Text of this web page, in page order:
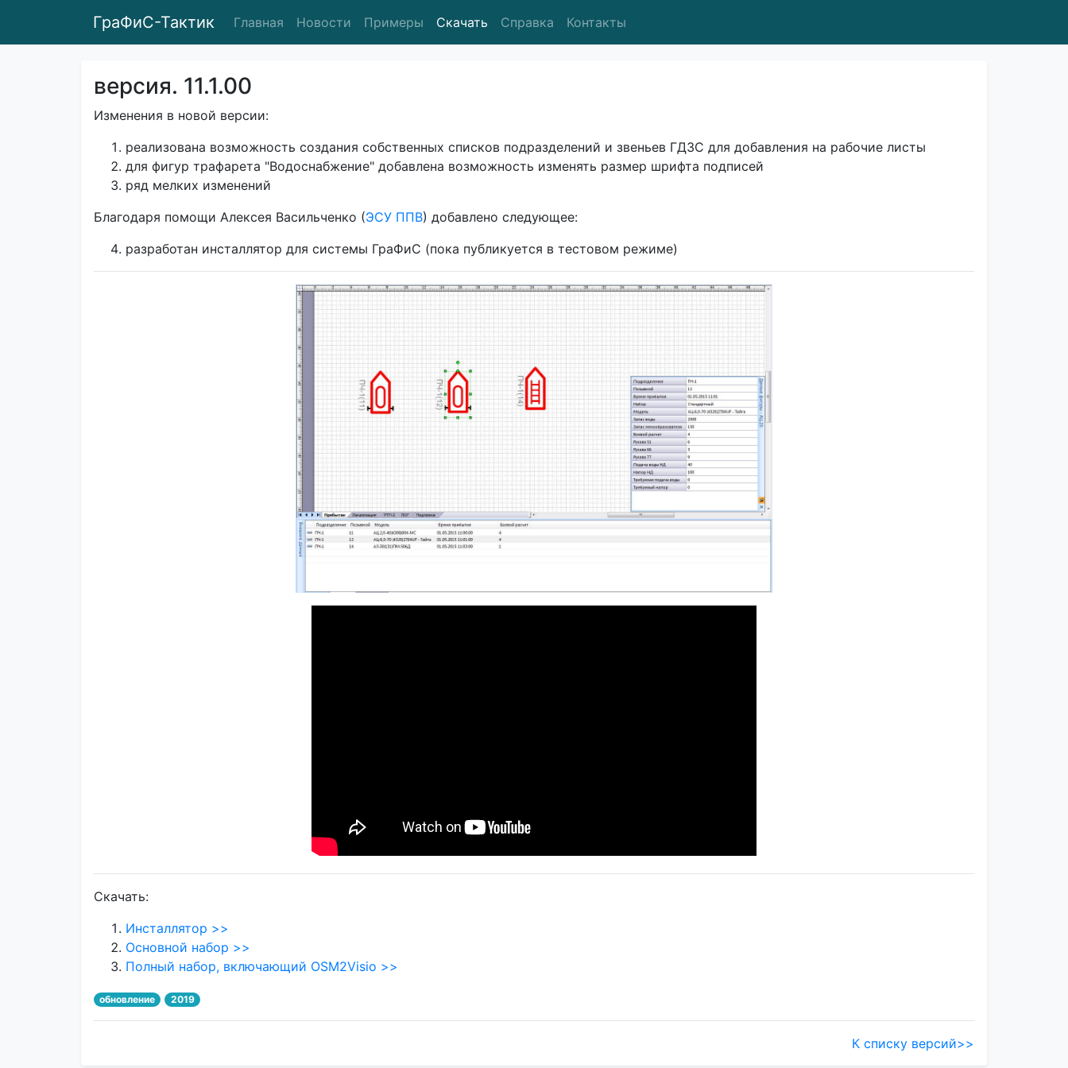
ГраФиС-Тактик Главная Новости Примеры Скачать Справка Контакты
версия. 11.1.00
Изменения в новой версии:
реализована возможность создания собственных списков подразделений и звеньев ГДЗС для добавления на рабочие листы
для фигур трафарета "Водоснабжение" добавлена возможность изменять размер шрифта подписей
ряд мелких изменений
Благодаря помощи Алексея Васильченко (ЭСУ ППВ) добавлено следующее:
разработан инсталлятор для системы ГраФиС (пока публикуется в тестовом режиме)
Скачать:
Инсталлятор >>
Основной набор >>
Полный набор, включающий OSM2Visio >>
обновление 2019
К списку версий>>